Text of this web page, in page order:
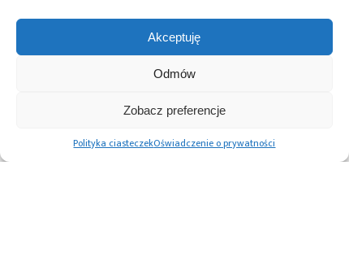
Akceptuję
Odmów
Zobacz preferencje
Polityka ciasteczekOświadczenie o prywatności
w europejskim
ekosystemie
DigiKey i Shawn
i filmy
z wykorzystaniem
robotów Balance
Bots
wyraźnego
oznaczania treści
generowanych
przez AI